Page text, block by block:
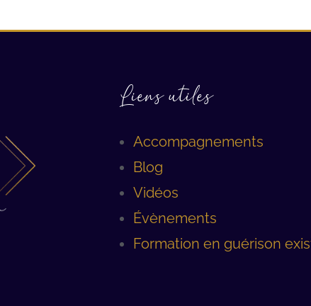
Liens utiles
Accompagnements
Blog
Vidéos
Évènements
Formation en guérison